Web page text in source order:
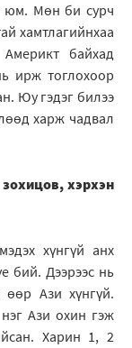
юм. Мөн би сурч
хамтлагийнхаа
Америкт байхад
ирж тоглохоор
Юу гэдэг билээ
харж чадвал
хэрхэн
хүнгүй анх
бий. Дээрээс нь
өөр Ази хүнгүй.
Ази охин гэж
Харин 1, 2